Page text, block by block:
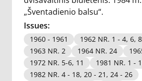
„Šventadienio balsu“.
Issues:
1960 - 1961
1962 NR. 1 - 4, 6,
1963 NR. 2
1964 NR. 24
1972 NR. 5-6, 11
1981 NR. 1 -
1982 NR. 4 - 18, 20 - 21, 24 - 26